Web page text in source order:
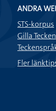
ANDRA
STS-korpus
Gilla Tecken
Fler